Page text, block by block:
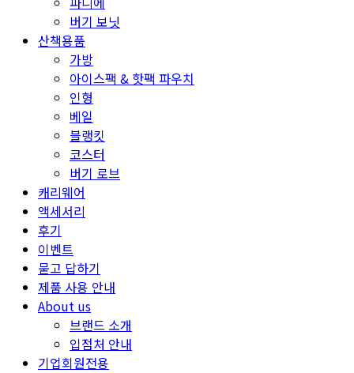
버기 보닛
산책용품
가방
아이스팩 & 핫팩 파우치
인형
베일
블랭킷
코스터
버기 로브
캐리웨어
액세서리
후기
이벤트
묻고 답하기
제품 사용 안내
About us
브랜드 소개
입점처 안내
기업회원전용